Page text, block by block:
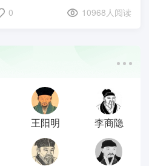
0 10968人阅读
王阳明 李商隐